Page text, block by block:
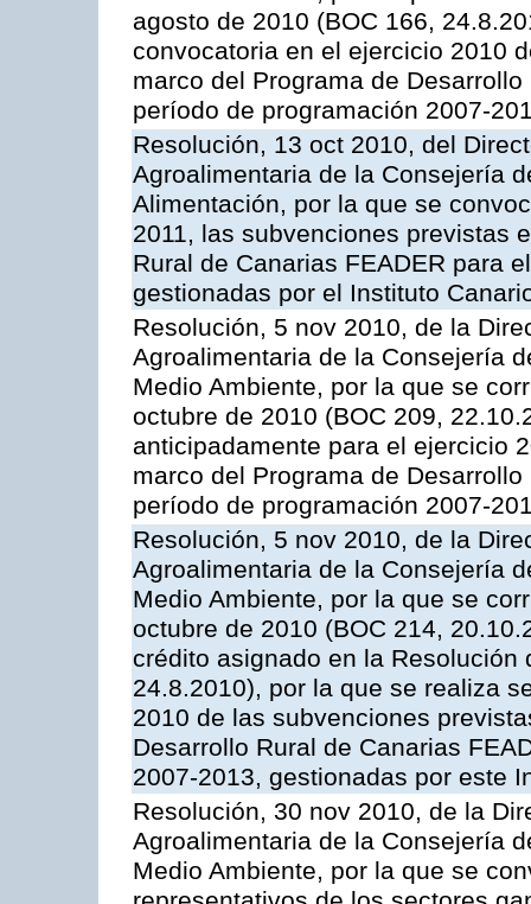
agosto de 2010 (BOC 166,
convocatoria en el ejercicio 2010
marco del Programa de
período de programación 2007-
Resolución, 13 oct 2010, del
Agroalimentaria de la Consejería
Alimentación, por la que se
2011, las subvenciones previstas
Rural de Canarias FEADER para
gestionadas por el Instituto
Resolución, 5 nov 2010, de la
Agroalimentaria de la Consejería
Medio Ambiente, por la que se
octubre de 2010 (BOC 209,
anticipadamente para el ejercicio
marco del Programa de
período de programación 2007-
Resolución, 5 nov 2010, de la
Agroalimentaria de la Consejería
Medio Ambiente, por la que se
octubre de 2010 (BOC 214,
crédito asignado en la Resolución
24.8.2010), por la que se realiza
2010 de las subvenciones
Desarrollo Rural de Canarias
2007-2013, gestionadas por este
Resolución, 30 nov 2010, de la
Agroalimentaria de la Consejería
Medio Ambiente, por la que se